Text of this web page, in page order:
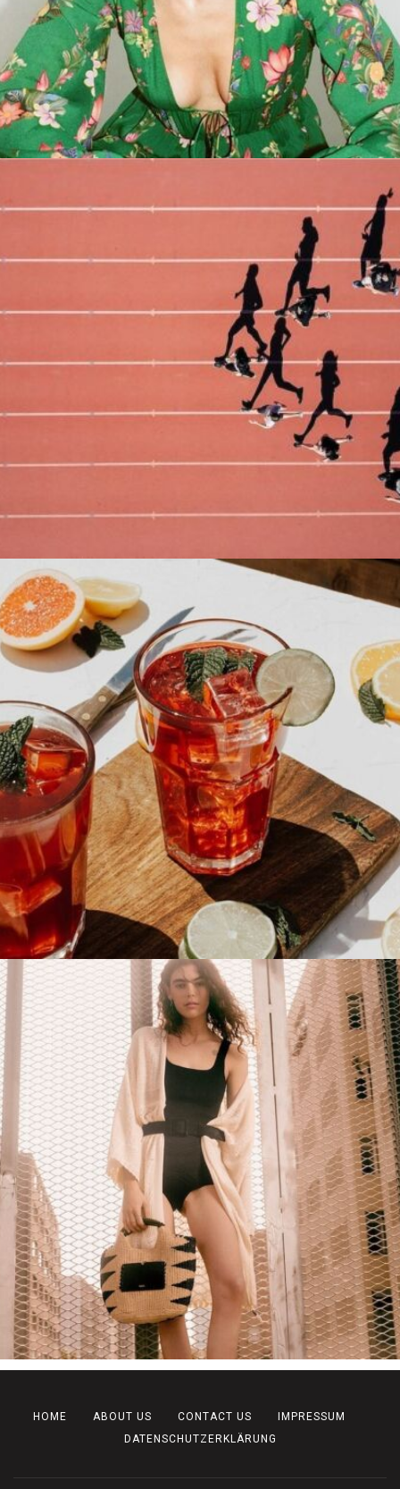
HOME ABOUT US CONTACT US
IMPRESSUM
DATENSCHUTZERKLÄRUNG